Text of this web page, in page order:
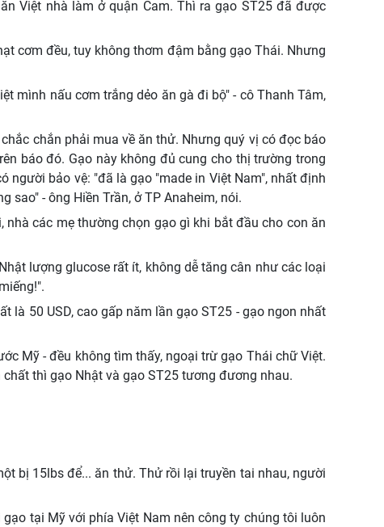
Việt nhà làm ở quận Cam. Thì ra gạo ST25 đã được
cơm đều, tuy không thơm đậm bằng gạo Thái. Nhưng
mình nấu cơm trắng dẻo ăn gà đi bộ" - cô Thanh Tâm,
chắn phải mua về ăn thử. Nhưng quý vị có đọc báo
báo đó. Gạo này không đủ cung cho thị trường trong
người bảo vệ: "đã là gạo "made in Việt Nam", nhất định
- ông Hiền Trần, ở TP Anaheim, nói.
nhà các mẹ thường chọn gạo gì khi bắt đầu cho con ăn
lượng glucose rất ít, không dễ tăng cân như các loại
là 50 USD, cao gấp năm lần gạo ST25 - gạo ngon nhất
Mỹ - đều không tìm thấy, ngoại trừ gạo Thái chữ Việt.
thì gạo Nhật và gạo ST25 tương đương nhau.
bị 15lbs để... ăn thử. Thử rồi lại truyền tai nhau, người
tại Mỹ với phía Việt Nam nên công ty chúng tôi luôn